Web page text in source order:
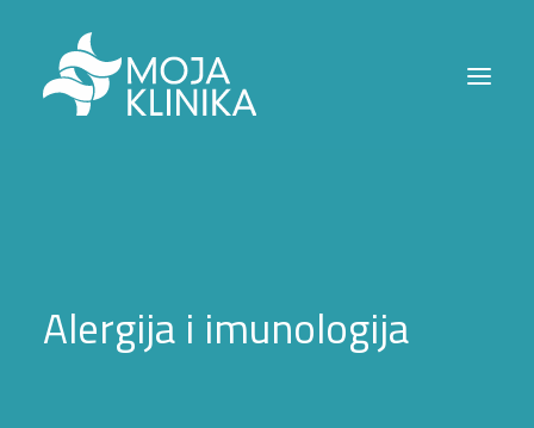
MOJA KLINIKA
Alergija i imunologija